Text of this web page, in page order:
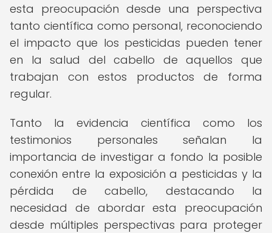
esta preocupación desde una perspectiva
tanto científica como personal, reconociendo
el impacto que los pesticidas pueden tener
en la salud del cabello de aquellos que
trabajan con estos productos de forma
regular.
Tanto la evidencia científica como los
testimonios personales señalan la
importancia de investigar a fondo la posible
conexión entre la exposición a pesticidas y la
pérdida de cabello, destacando la
necesidad de abordar esta preocupación
desde múltiples perspectivas para proteger